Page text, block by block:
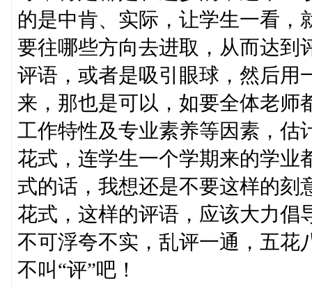
的是中肯、实际，让学生一看，
要往哪些方向去进取，从而达到
评语，或者是吸引眼球，然后用
来，那也是可以，如要全体老师
工作特性及专业素养等因素，估
花式，连学生一个学期来的学业
式的话，我想还是不要这样的刻
花式，这样的评语，应该大力倡
不可浮夸不实，乱评一通，五花
不叫“评”吧！